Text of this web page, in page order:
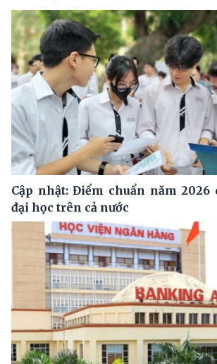
Cập nhật: Điểm chuẩn năm 2026
đại học trên cả nước